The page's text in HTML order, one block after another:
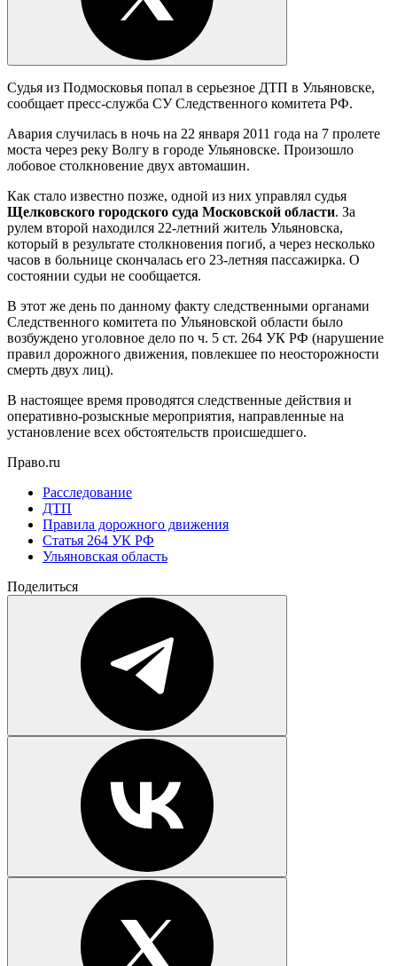
Судья из Подмосковья попал в серьезное ДТП в Ульяновске,
сообщает пресс-служба СУ Следственного комитета РФ.
Авария случилась в ночь на 22 января 2011 года на 7 пролете
моста через реку Волгу в городе Ульяновске. Произошло
лобовое столкновение двух автомашин.
Как стало известно позже, одной из них управлял судья
Щелковского городского суда Московской области. За
рулем второй находился 22-летний житель Ульяновска,
который в результате столкновения погиб, а через несколько
часов в больнице скончалась его 23-летняя пассажирка. О
состоянии судьи не сообщается.
В этот же день по данному факту следственными органами
Следственного комитета по Ульяновской области было
возбуждено уголовное дело по ч. 5 ст. 264 УК РФ (нарушение
правил дорожного движения, повлекшее по неосторожности
смерть двух лиц).
В настоящее время проводятся следственные действия и
оперативно-розыскные мероприятия, направленные на
установление всех обстоятельств происшедшего.
Право.ru
Расследование
ДТП
Правила дорожного движения
Статья 264 УК РФ
Ульяновская область
Поделиться